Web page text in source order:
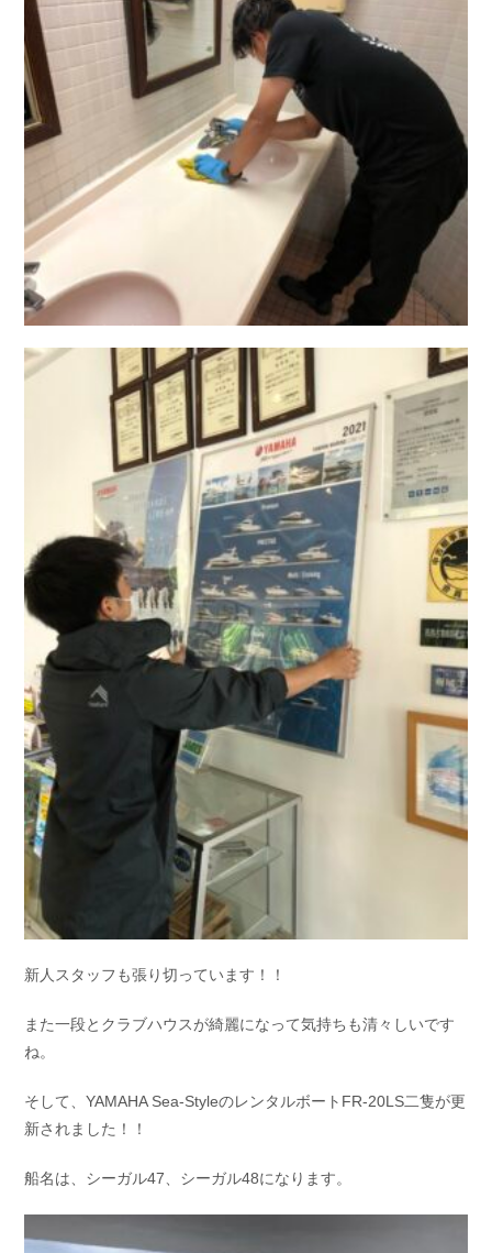
新人スタッフも張り切っています！！
また一段とクラブハウスが綺麗になって気持ちも清々しいです
ね。
そして、YAMAHA Sea-StyleのレンタルボートFR-20LS二隻が更
新されました！！
船名は、シーガル47、シーガル48になります。